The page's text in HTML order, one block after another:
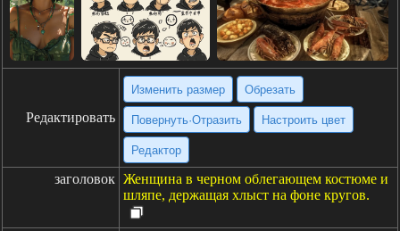
Редактировать
Изменить размер Обрезать
Повернуть·Отразить Настроить цвет
Редактор
заголовок Женщина в черном облегающем костюме и
шляпе, держащая хлыст на фоне кругов.